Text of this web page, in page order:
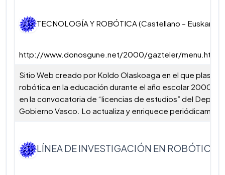
TECNOLOGÍA Y ROBÓTICA (Castellano – Euskaraz)
http://www.donosgune.net/2000/gazteler/menu.htm
Sitio Web creado por Koldo Olaskoaga en el que plasma
robótica en la educación durante el año escolar 2000-
en la convocatoria de “licencias de estudios” del
Gobierno Vasco. Lo actualiza y enriquece
LÍNEA DE INVESTIGACIÓN EN ROBÓTICA